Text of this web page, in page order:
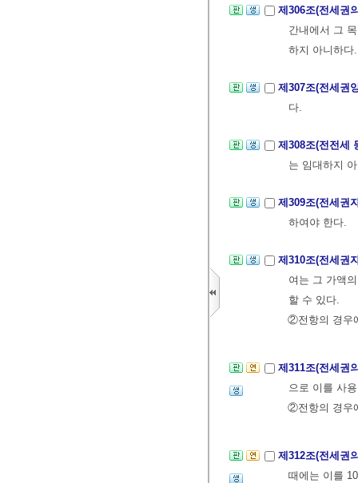
제306조(전세권
간내에서 그
하지 아니하다.
제307조(전세권
다.
제308조(전전세
는 임대하지
제309조(전세권
하여야 한다.
제310조(전세권
여는 그 가액
할 수 있다.
②전항의 경우
제311조(전세권
으로 이를 사
②전항의 경우
제312조(전세권
때에는 이를